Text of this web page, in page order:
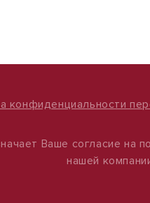
конфиденциальности
Ваше согласие на
нашей